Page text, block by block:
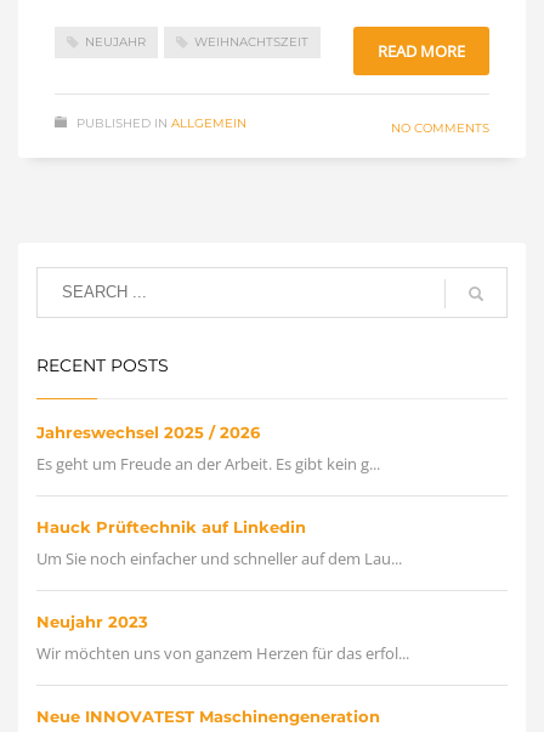
NEUJAHR WEIHNACHTSZEIT READ MORE
PUBLISHED IN ALLGEMEIN NO COMMENTS
RECENT POSTS
Jahreswechsel 2025 / 2026
Es geht um Freude an der Arbeit. Es gibt kein g...
Hauck Prüftechnik auf Linkedin
Um Sie noch einfacher und schneller auf dem Lau...
Neujahr 2023
Wir möchten uns von ganzem Herzen für das erfol...
Neue INNOVATEST Maschinengeneration